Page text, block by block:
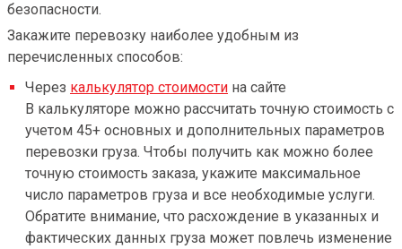
безопасности.
Закажите перевозку наиболее удобным из
перечисленных способов:
Через калькулятор стоимости на сайте
В калькуляторе можно рассчитать точную стоимость с
учетом 45+ основных и дополнительных параметров
перевозки груза. Чтобы получить как можно более
точную стоимость заказа, укажите максимальное
число параметров груза и все необходимые услуги.
Обратите внимание, что расхождение в указанных и
фактических данных груза может повлечь изменение